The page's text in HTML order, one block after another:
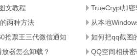
文教程
TrueCrypt加
两种方法
从本地
抢票王三代微信通知
如何把qq截图
器怎么卸载？
QQ空间相册